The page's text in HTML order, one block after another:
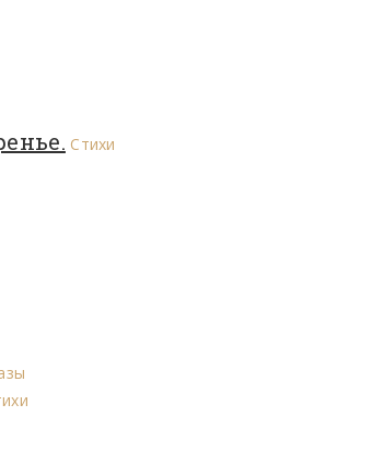
Стихи